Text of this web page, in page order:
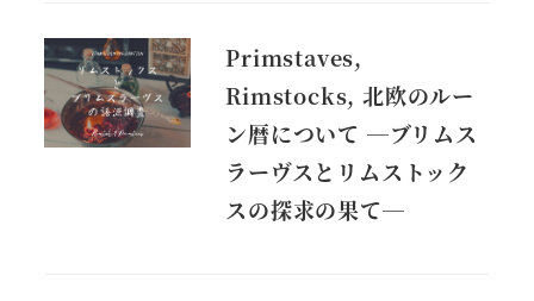
Primstaves,
Rimstocks, 北欧のルー
ン暦について ―ブリムス
ラーヴスとリムストック
スの探求の果て―